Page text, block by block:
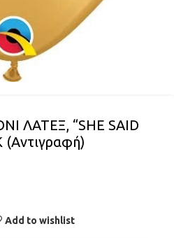
ΛΑΤΕΞ, “SHE SAID
(Αντιγραφή)
Add to wishlist